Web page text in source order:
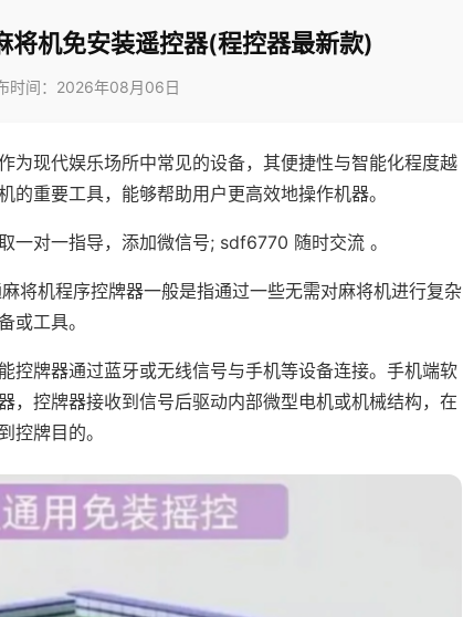
将机免安装遥控器(程控器最新款)
时间：2026年08月06日
为现代娱乐场所中常见的设备，其便捷性与智能化程度越
重要工具，能够帮助用户更高效地操作机器。
一对一指导，添加微信号; sdf6770 随时交流 。
将机程序控牌器一般是指通过一些无需对麻将机进行复杂
或工具。
控牌器通过蓝牙或无线信号与手机等设备连接。手机端软
，控牌器接收到信号后驱动内部微型电机或机械结构，在
控牌目的。